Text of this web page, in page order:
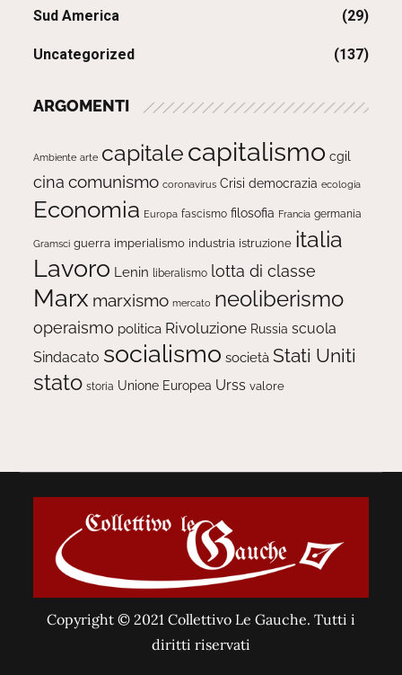
Sud America (29)
Uncategorized (137)
ARGOMENTI
Ambiente arte capitale capitalismo cgil
cina comunismo coronavirus Crisi democrazia ecologia
Economia Europa fascismo filosofia Francia germania
Gramsci guerra imperialismo industria istruzione italia
Lavoro Lenin liberalismo lotta di classe
Marx marxismo mercato neoliberismo
operaismo politica Rivoluzione Russia scuola
Sindacato socialismo società Stati Uniti
stato storia Unione Europea Urss valore
Copyright © 2021 Collettivo Le Gauche. Tutti i
diritti riservati